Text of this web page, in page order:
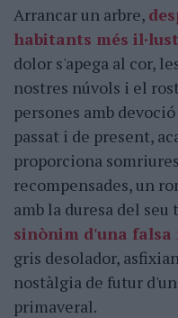
Arrancar un arbre,
habitants més
dolor s'apega al cor,
nostres núvols i el
persones amb
passat i de present,
proporciona
recompensades, un
amb la duresa del seu
sinònim d'una
gris desolador,
nostàlgia de futur
primaveral.